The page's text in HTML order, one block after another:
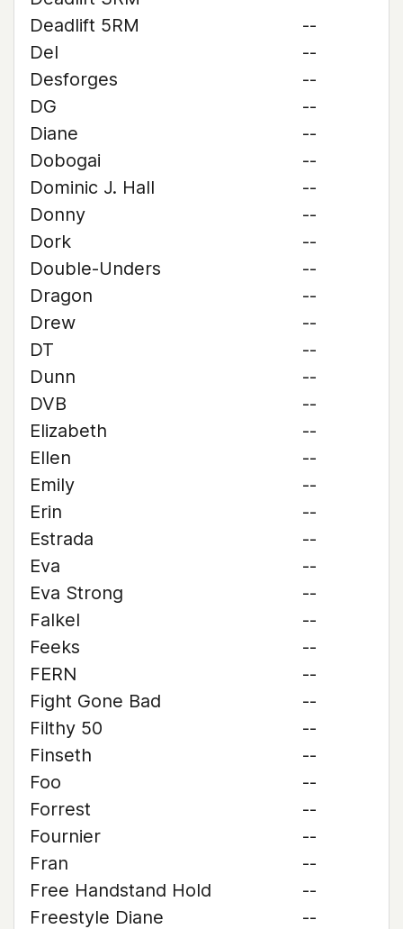
Deadlift 5RM
--
Del
--
Desforges
--
DG
--
Diane
--
Dobogai
--
Dominic J. Hall
--
Donny
--
Dork
--
Double-Unders
--
Dragon
--
Drew
--
DT
--
Dunn
--
DVB
--
Elizabeth
--
Ellen
--
Emily
--
Erin
--
Estrada
--
Eva
--
Eva Strong
--
Falkel
--
Feeks
--
FERN
--
Fight Gone Bad
--
Filthy 50
--
Finseth
--
Foo
--
Forrest
--
Fournier
--
Fran
--
Free Handstand Hold
--
Freestyle Diane
--